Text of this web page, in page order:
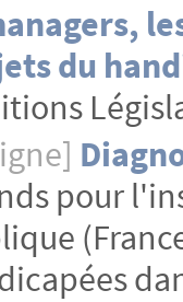
du
pour